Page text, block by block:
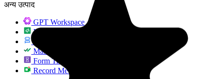
"Great too for managing daily routine and plan tasks. Would be
perfect if it was updated for generating reports for statistics. For
google tasks and google calendar"
अन्य उत्पाद
GPT Workspace
Mail Merge
Mail Tracker
Form Timer
Record Meeting